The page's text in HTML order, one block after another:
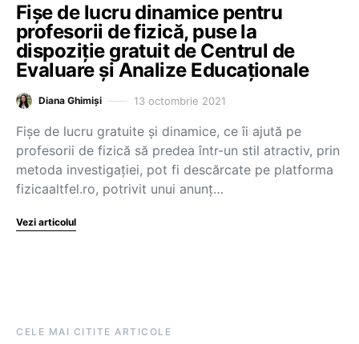
Fișe de lucru dinamice pentru
profesorii de fizică, puse la
dispoziție gratuit de Centrul de
Evaluare și Analize Educaționale
Diana Ghimiși 13 octombrie 2021
Fișe de lucru gratuite și dinamice, ce îi ajută pe
profesorii de fizică să predea într-un stil atractiv, prin
metoda investigației, pot fi descărcate pe platforma
fizicaaltfel.ro, potrivit unui anunț…
Vezi articolul
CELE MAI CITITE ARTICOLE